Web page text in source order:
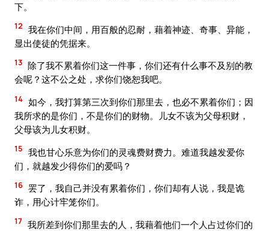
下。
12 我在你们中间，用百般的忍耐，藉着神迹、奇事、异能，
显出使徒的凭据来。
13 除了我不累着你们这一件事，你们还有什么事不及别的教
会呢？这不公之处，求你们饶恕我吧。
14 如今，我打算第三次到你们那里去，也必不累着你们；因
我所求的是你们，不是你们的财物。儿女不该为父母积财，
父母该为儿女积财。
15 我也甘心乐意为你们的灵魂费财费力。难道我越发爱你
们，就越发少得你们的爱吗？
16 罢了，我自己并没有累着你们，你们却有人说，我是诡
诈，用心计牢笼你们。
17 我所差到你们那里去的人，我藉着他们一个人占过你们的